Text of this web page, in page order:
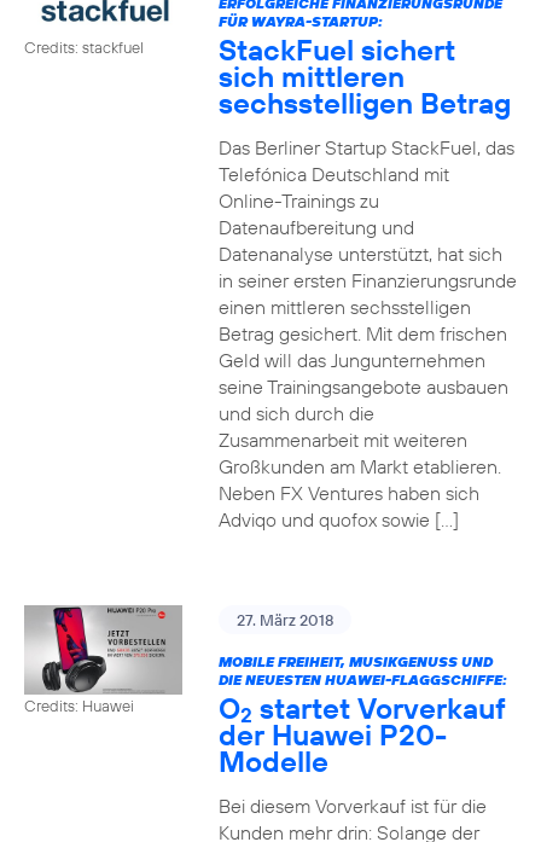
Credits: stackfuel
FÜR WAYRA-STARTUP:
StackFuel sichert
sich mittleren
sechsstelligen Betrag
Das Berliner Startup StackFuel, das
Telefónica Deutschland mit
Online-Trainings zu
Datenaufbereitung und
Datenanalyse unterstützt, hat sich
in seiner ersten Finanzierungsrunde
einen mittleren sechsstelligen
Betrag gesichert. Mit dem frischen
Geld will das Jungunternehmen
seine Trainingsangebote ausbauen
und sich durch die
Zusammenarbeit mit weiteren
Großkunden am Markt etablieren.
Neben FX Ventures haben sich
Adviqo und quofox sowie […]
Credits: Huawei
27. März 2018
MOBILE FREIHEIT, MUSIKGENUSS UND
DIE NEUESTEN HUAWEI-FLAGGSCHIFFE:
O2 startet Vorverkauf
der Huawei P20-
Modelle
Bei diesem Vorverkauf ist für die
Kunden mehr drin: Solange der